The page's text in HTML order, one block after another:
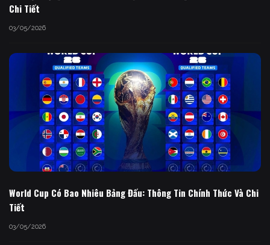
Chi Tiết
03/05/2026
World Cup Có Bao Nhiêu Bảng Đấu: Thông Tin Chính Thức Và Chi
Tiết
03/05/2026